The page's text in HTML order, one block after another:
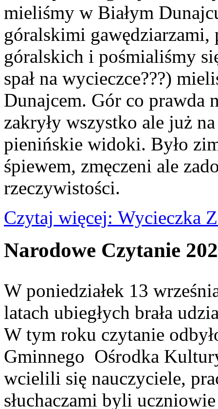
mieliśmy w Białym
góralskimi gawędziarzami,
góralskich i pośmialiśmy
spał na wycieczce???)
Dunajcem. Gór co prawda
zakryły wszystko ale już
pienińskie widoki. Było
śpiewem, zmęczeni ale
rzeczywistości.
Czytaj więcej: Wycieczka
Narodowe Czytanie
W poniedziałek 13
latach ubiegłych brała
W tym roku czytanie
Gminnego Ośrodka
wcielili się nauczyciele,
słuchaczami byli